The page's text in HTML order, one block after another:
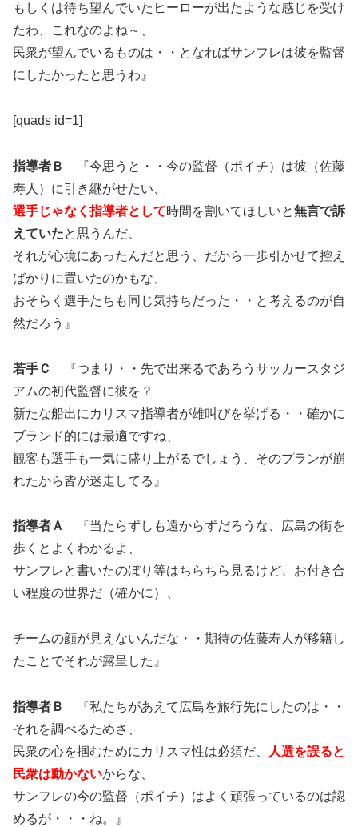
もしくは待ち望んでいたヒーローが出たような感じを受け
たわ、これなのよね～、
民衆が望んでいるものは・・となればサンフレは彼を監督
にしたかったと思うわ』
[quads id=1]
指導者Ｂ
『今思うと・・今の監督（ポイチ）は彼（佐藤
寿人）に引き継がせたい、
選手じゃなく指導者として時間を割いてほしいと無言で訴
えていたと思うんだ、
それが心境にあったんだと思う、だから一歩引かせて控え
ばかりに置いたのかもな、
おそらく選手たちも同じ気持ちだった・・と考えるのが自
然だろう』
若手Ｃ
『つまり・・先で出来るであろうサッカースタジ
アムの初代監督に彼を？
新たな船出にカリスマ指導者が雄叫びを挙げる・・確かに
ブランド的には最適ですね、
観客も選手も一気に盛り上がるでしょう、そのプランが崩
れたから皆が迷走してる』
指導者Ａ
『当たらずしも遠からずだろうな、広島の街を
歩くとよくわかるよ、
サンフレと書いたのぼり等はちらちら見るけど、お付き合
い程度の世界だ（確かに）、
チームの顔が見えないんだな・・期待の佐藤寿人が移籍し
たことでそれが露呈した』
指導者Ｂ
『私たちがあえて広島を旅行先にしたのは・・
それを調べるためさ、
民衆の心を掴むためにカリスマ性は必須だ、
人選を誤ると
民衆は動かないからな、
サンフレの今の監督（ポイチ）はよく頑張っているのは認
めるが・・・ね。』